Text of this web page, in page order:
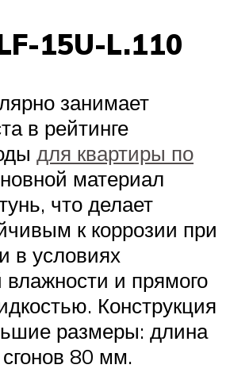
15U-L.110
занимает
в рейтинге
для квартиры по
материал
что делает
к коррозии при
в условиях
и прямого
Конструкция
размеры: длина
80 мм.